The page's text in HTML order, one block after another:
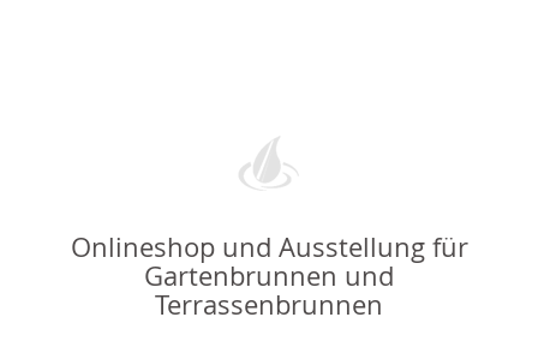
Onlineshop und Ausstellung für
Gartenbrunnen und
Terrassenbrunnen